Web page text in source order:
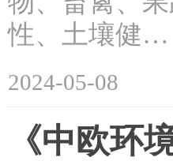
性、土壤健…
2024-05-08
《中欧环